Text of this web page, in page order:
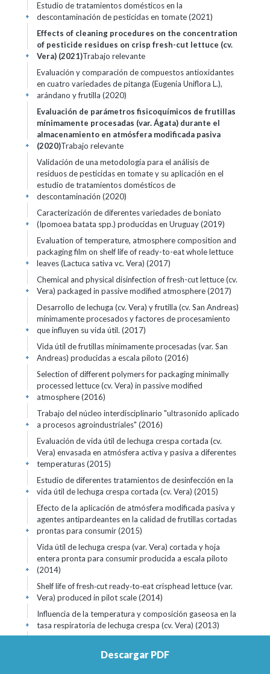
Estudio de tratamientos domésticos en la
descontaminación de pesticidas en tomate (2021)
+
Effects of cleaning procedures on the concentration
of pesticide residues on crisp fresh-cut lettuce (cv.
Vera) (2021)Trabajo relevante
+
Evaluación y comparación de compuestos antioxidantes
en cuatro variedades de pitanga (Eugenia Uniflora L.),
arándano y frutilla (2020)
+
Evaluación de parámetros fisicoquímicos de frutillas
mínimamente procesadas (var. Ágata) durante el
almacenamiento en atmósfera modificada pasiva
(2020)Trabajo relevante
+
Validación de una metodología para el análisis de
residuos de pesticidas en tomate y su aplicación en el
estudio de tratamientos domésticos de
descontaminación (2020)
+
Caracterización de diferentes variedades de boniato
(Ipomoea batata spp.) producidas en Uruguay (2019)
+
Evaluation of temperature, atmosphere composition and
packaging film on shelf life of ready-to-eat whole lettuce
leaves (Lactuca sativa vc. Vera) (2017)
+
Chemical and physical disinfection of fresh-cut lettuce (cv.
Vera) packaged in passive modified atmosphere (2017)
+
Desarrollo de lechuga (cv. Vera) y frutilla (cv. San Andreas)
mínimamente procesados y factores de procesamiento
que influyen su vida útil. (2017)
+
Vida útil de frutillas mínimamente procesadas (var. San
Andreas) producidas a escala piloto (2016)
+
Selection of different polymers for packaging minimally
processed lettuce (cv. Vera) in passive modified
atmosphere (2016)
+
Trabajo del núcleo interdisciplinario "ultrasonido aplicado
a procesos agroindustriales" (2016)
+
Evaluación de vida útil de lechuga crespa cortada (cv.
Vera) envasada en atmósfera activa y pasiva a diferentes
temperaturas (2015)
+
Estudio de diferentes tratamientos de desinfección en la
vida útil de lechuga crespa cortada (cv. Vera) (2015)
+
Efecto de la aplicación de atmósfera modificada pasiva y
agentes antipardeantes en la calidad de frutillas cortadas
prontas para consumir (2015)
+
Vida útil de lechuga crespa (var. Vera) cortada y hoja
entera pronta para consumir producida a escala piloto
(2014)
+
Shelf life of fresh‐cut ready‐to‐eat crisphead lettuce (var.
Vera) produced in pilot scale (2014)
+
Influencia de la temperatura y composición gaseosa en la
tasa respiratoria de lechuga crespa (cv. Vera) (2013)
+
vida útil de lechuga crespa (c.v. Vera) envasada en
Descargar PDF